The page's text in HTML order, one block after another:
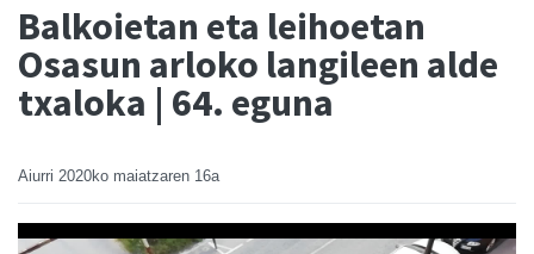
Balkoietan eta leihoetan
Osasun arloko langileen alde
txaloka | 64. eguna
Aiurri 2020ko maiatzaren 16a